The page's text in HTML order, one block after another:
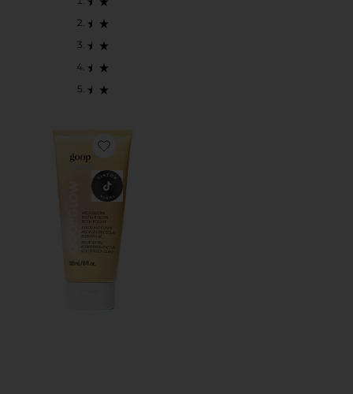
Favorite GOOPGLOW MICRODERM BODY POLISH